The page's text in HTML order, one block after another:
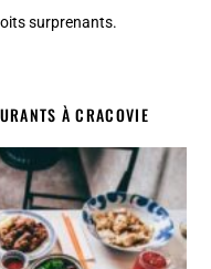
surprenants.
À CRACOVIE